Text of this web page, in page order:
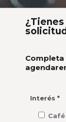
Interés *